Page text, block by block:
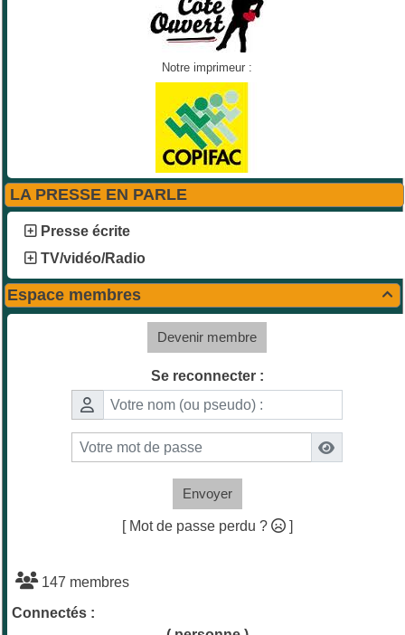
Notre imprimeur :
LA PRESSE EN PARLE
Presse écrite
TV/vidéo/Radio

Espace membres
Devenir membre
Se reconnecter :
Envoyer
[ Mot de passe perdu ? ]
147 membres
Connectés :